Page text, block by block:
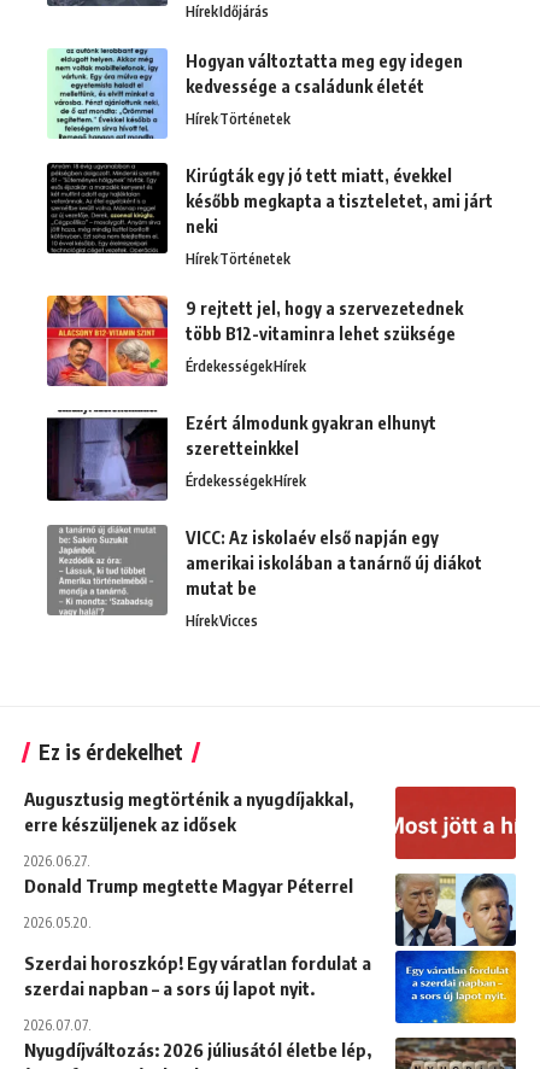
HírekIdőjárás
Hogyan változtatta meg egy idegen
kedvessége a családunk életét
HírekTörténetek
Kirúgták egy jó tett miatt, évekkel
később megkapta a tiszteletet, ami járt
neki
HírekTörténetek
9 rejtett jel, hogy a szervezetednek
több B12-vitaminra lehet szüksége
ÉrdekességekHírek
Ezért álmodunk gyakran elhunyt
szeretteinkkel
ÉrdekességekHírek
VICC: Az iskolaév első napján egy
amerikai iskolában a tanárnő új diákot
mutat be
HírekVicces
Ez is érdekelhet
Augusztusig megtörténik a nyugdíjakkal,
erre készüljenek az idősek
2026.06.27.
Donald Trump megtette Magyar Péterrel
2026.05.20.
Szerdai horoszkóp! Egy váratlan fordulat a
szerdai napban – a sors új lapot nyit.
2026.07.07.
Nyugdíjváltozás: 2026 júliusától életbe lép,